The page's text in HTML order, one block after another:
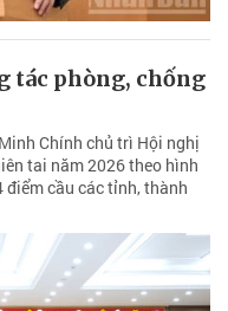
tác phòng, chống
Chính chủ trì Hội nghị
tai năm 2026 theo hình
cầu các tỉnh, thành